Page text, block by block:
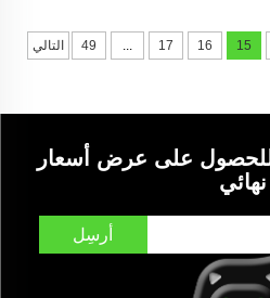
15
16
17
...
49 التالي
للحصول على عرض أسعار
نهائي
أرسِل